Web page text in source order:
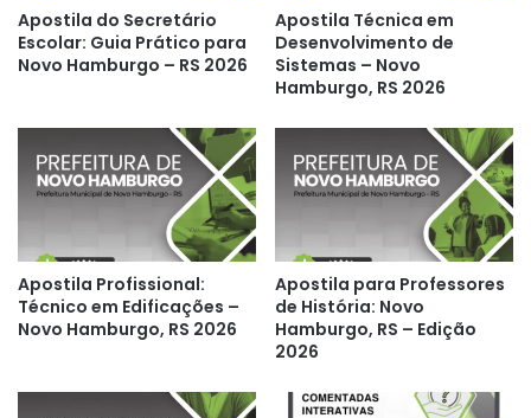
Apostila do Secretário
Escolar: Guia Prático para
Novo Hamburgo – RS 2026
Apostila Técnica em
Desenvolvimento de
Sistemas – Novo
Hamburgo, RS 2026
Apostila Profissional:
Técnico em Edificações –
Novo Hamburgo, RS 2026
Apostila para Professores
de História: Novo
Hamburgo, RS – Edição
2026